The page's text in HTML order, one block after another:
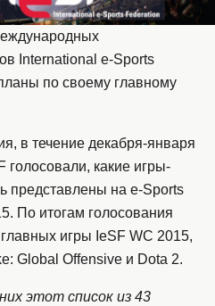
International e-Sports
по своему главному
в течение декабря-января
какие игры-
представлены на e-Sports
По итогам голосования
игры IeSF WC 2015,
Global Offensive и Dota 2.
этот список из 43